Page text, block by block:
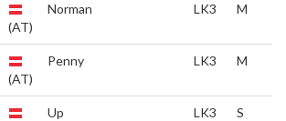
(AT)
Norman LK3 M
(AT)
Penny LK3 M
Up LK3 S